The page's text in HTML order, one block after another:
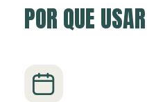
POR QUE